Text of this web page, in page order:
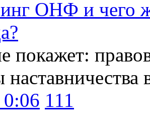
ОНФ и чего
покажет:
111